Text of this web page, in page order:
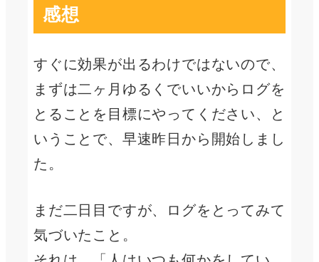
感想
すぐに効果が出るわけではないので、
まずは二ヶ月ゆるくでいいからログを
とることを目標にやってください、と
いうことで、早速昨日から開始しまし
た。
まだ二日目ですが、ログをとってみて
気づいたこと。